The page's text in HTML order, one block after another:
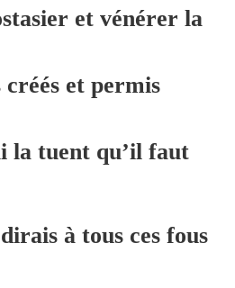
et vénérer la
créés et permis
la tuent qu’il faut
à tous ces fous